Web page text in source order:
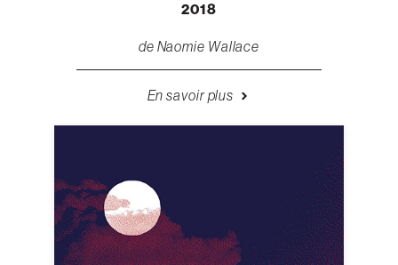
2018
de Naomie Wallace
En savoir plus